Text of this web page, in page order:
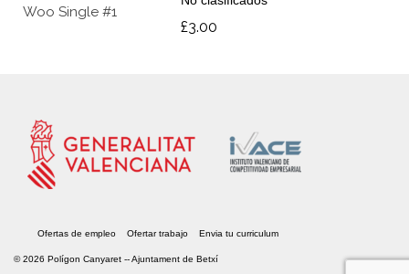
Woo Single #1
£3.00
Ofertas de empleo Ofertar trabajo Envia tu curriculum
© 2026 Polígon Canyaret --Ajuntament de Betxí